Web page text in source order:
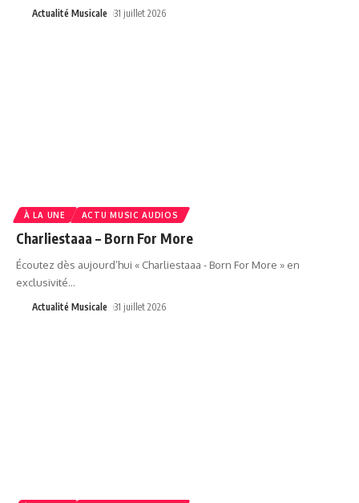
Actualité Musicale 31 juillet 2026
À LA UNE ACTU MUSIC AUDIOS
Charliestaaa – Born For More
Écoutez dès aujourd’hui « Charliestaaa - Born For More » en
exclusivité…
Actualité Musicale 31 juillet 2026